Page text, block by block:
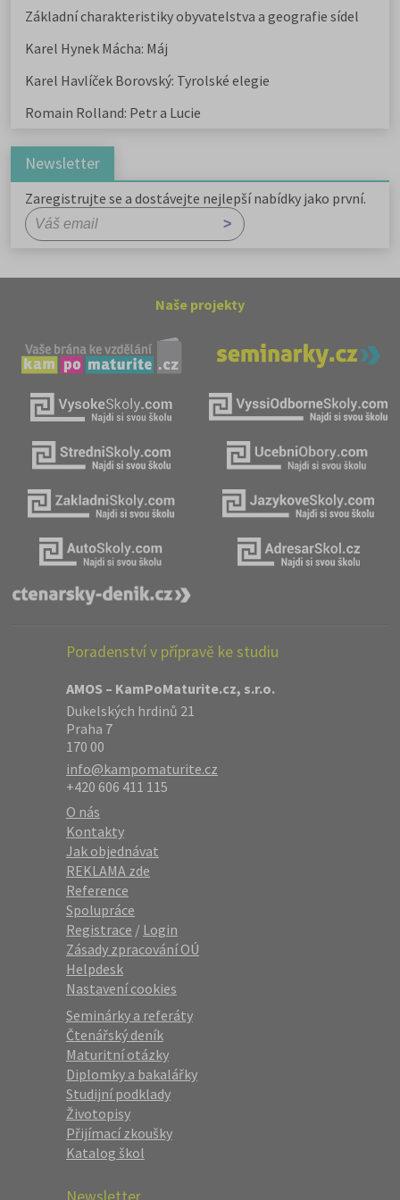
Základní charakteristiky obyvatelstva a geografie sídel
Karel Hynek Mácha: Máj
Karel Havlíček Borovský: Tyrolské elegie
Romain Rolland: Petr a Lucie
Newsletter
Zaregistrujte se a dostávejte nejlepší nabídky jako první.
Naše projekty
Poradenství v přípravě ke studiu
AMOS – KamPoMaturite.cz, s.r.o.
Dukelských hrdinů 21
Praha 7
170 00
info@kampomaturite.cz
+420 606 411 115
O nás
Kontakty
Jak objednávat
REKLAMA zde
Reference
Spolupráce
Registrace / Login
Zásady zpracování OÚ
Helpdesk
Nastavení cookies
Seminárky a referáty
Čtenářský deník
Maturitní otázky
Diplomky a bakalářky
Studijní podklady
Životopisy
Přijímací zkoušky
Katalog škol